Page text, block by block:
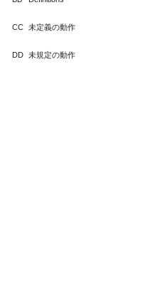
CC 未定義の動作
DD 未規定の動作